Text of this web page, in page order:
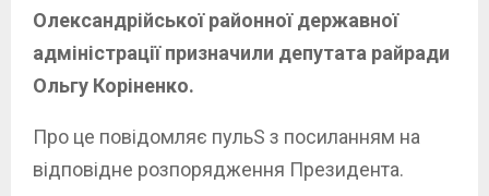
Олександрійської районної державної
адміністрації призначили депутата райради
Ольгу Коріненко.
Про це повідомляє пульS з посиланням на
відповідне розпорядження Президента.